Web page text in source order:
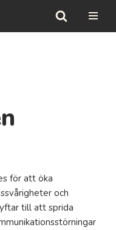
för att öka
och
till att sprida